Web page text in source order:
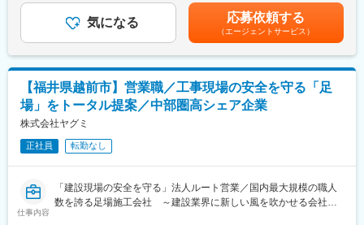
り、お客様と長期的な信頼関係を築いていける環境です。
■ワークライフバランスを整える
残業時間も少なくプライベートを充実できます
従業員の声を集めてみました！
・プールでトレーニング、帰宅後はスポーツ鑑賞！
・帰宅後は習慣である筋トレを。夕食後は子どもたちとお風呂！
・友人との約束など気兼ねなく予定をいれることができ充実！
■当社について
当社は2030年に創業100周年を迎える建機レンタルでは全国レベ
ルの有力安定企業です。
レンタル事業を核に、北陸三県を中心として中部地方に44拠点を
■職務内容
・製造メーカーの商品開発評価・品質・生産技術・設計等
・ソフトウェア、検証・評価・デバック 業務
定
《担当商品》
照明：シーリングライト・サーキュライトの開発も行っておりま
す。
商品紹介ページ https://circulight.com/
■配属：
AVライティング商品DIVには18名が在籍（開発担当は7名）
給与補足＞※給与は経験・能力を考慮し決定します。※年俸に業績
給（ボーナス）を含む賃金はあくまでも目安の金額であり、選考
を通じて上下する可能性があります。月給(月額)は固定手当を含め
た表記です。
気になる 応募依頼する
（エージェントサービス）
【福井県越前市】営業職／工事現場の安全を守る「足
場」をトータル提案／中部圏高シェア企業
株式会社ヤグミ
正社員 転勤なし
仕事内容
「建設現場の安全を守る」法人ルート営業／国内最大規模の職人
数を誇る足場施工会社 ～建設業界に新しい風を吹かせる会社～